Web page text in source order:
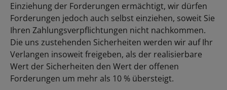
Einziehung der Forderungen ermächtigt, wir dürfen
Forderungen jedoch auch selbst einziehen, soweit Sie
Ihren Zahlungsverpflichtungen nicht nachkommen.
Die uns zustehenden Sicherheiten werden wir auf Ihr
Verlangen insoweit freigeben, als der realisierbare
Wert der Sicherheiten den Wert der offenen
Forderungen um mehr als 10 % übersteigt.